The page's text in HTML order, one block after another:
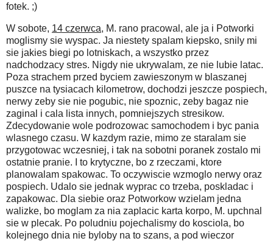
fotek. ;)
W sobote, 14 czerwca, M. rano pracowal, ale ja i Potworki
moglismy sie wyspac. Ja niestety spalam kiepsko, snily mi
sie jakies biegi po lotniskach, a wszystko przez
nadchodzacy stres. Nigdy nie ukrywalam, ze nie lubie latac.
Poza strachem przed byciem zawieszonym w blaszanej
puszce na tysiacach kilometrow, dochodzi jeszcze pospiech,
nerwy zeby sie nie pogubic, nie spoznic, zeby bagaz nie
zaginal i cala lista innych, pomniejszych stresikow.
Zdecydowanie wole podrozowac samochodem i byc pania
wlasnego czasu. W kazdym razie, mimo ze staralam sie
przygotowac wczesniej, i tak na sobotni poranek zostalo mi
ostatnie pranie. I to krytyczne, bo z rzeczami, ktore
planowalam spakowac. To oczywiscie wzmoglo nerwy oraz
pospiech. Udalo sie jednak wyprac co trzeba, poskladac i
zapakowac. Dla siebie oraz Potworkow wzielam jedna
walizke, bo moglam za nia zaplacic karta korpo, M. upchnal
sie w plecak. Po poludniu pojechalismy do kosciola, bo
kolejnego dnia nie byloby na to szans, a pod wieczor